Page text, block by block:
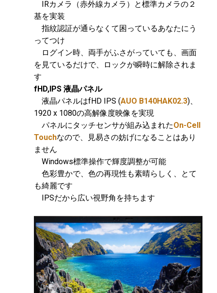
IRカメラ（赤外線カメラ）と標準カメラの２
基を実装
指紋認証が通らなくて困っているあなたにう
ってつけ
ログイン時、両手がふさがっていても、画面
を見ているだけで、ロックが瞬時に解除されま
す
fHD,IPS 液晶パネル
液晶パネルはfHD IPS (AUO B140HAK02.3)、
1920 x 1080の高解像度映像を実現
パネルにタッチセンサが組み込まれたOn-Cell
Touchなので、見易さの妨げになることはあり
ません
Windows標準操作で輝度調整が可能
色彩豊かで、色の再現性も素晴らしく、とて
も綺麗です
IPSだから広い視野角を持ちます